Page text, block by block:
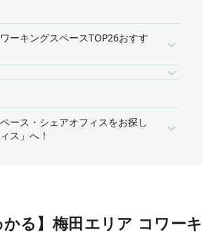
ーキングスペースTOP26おすす
ース・シェアオフィスをお探し
ス」へ！
かる】梅田エリア コワーキ